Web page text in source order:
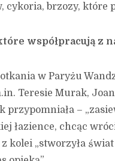
cykoria, brzozy, które
współpracują z
w Paryżu
Teresie Murak,
przypomniała –
łazience, chcąc
z kolei „stworzyła